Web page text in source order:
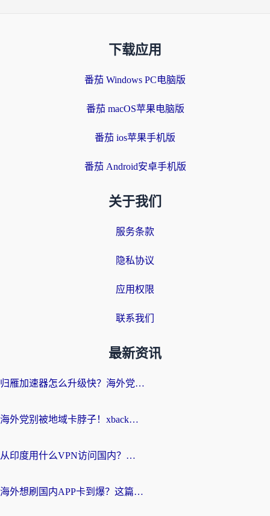
下载应用
番茄 Windows PC电脑版
番茄 macOS苹果电脑版
番茄 ios苹果手机版
番茄 Android安卓手机版
关于我们
服务条款
隐私协议
应用权限
联系我们
最新资讯
归雁加速器怎么升级快？海外党无缝访问国内资源的全攻略（附免费VPN推荐Dcard热门款）
海外党别被地域卡脖子！xback回国加速器选择全攻略，轻松刷剧玩国服
从印度用什么VPN访问国内？海外党亲测的无缝回国上网指南
海外想刷国内APP卡到爆？这篇海外访问国内服务器加速指南帮你解决所有问题